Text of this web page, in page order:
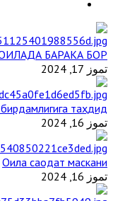
БАРАКА БОР!
تموز 17, 2024
таҳдид
تموز 16, 2024
Оила саодат маскани
تموز 16, 2024